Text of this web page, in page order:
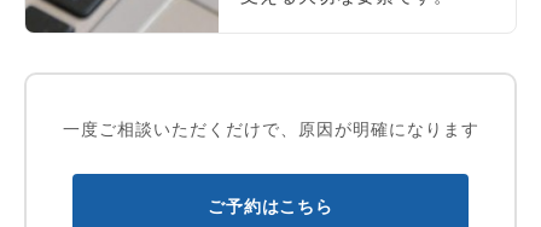
一度ご相談いただくだけで、原因が明確になります
ご予約はこちら